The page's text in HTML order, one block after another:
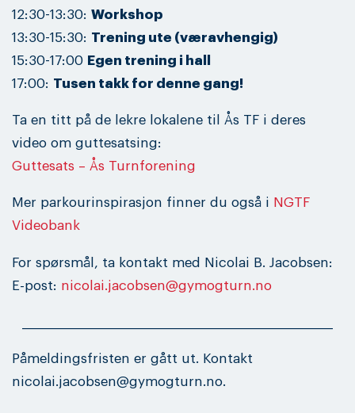
12:30-13:30: Workshop
13:30-15:30: Trening ute (væravhengig)
15:30-17:00 Egen trening i hall
17:00: Tusen takk for denne gang!
Ta en titt på de lekre lokalene til Ås TF i deres
video om guttesatsing:
Guttesats – Ås Turnforening
Mer parkourinspirasjon finner du også i NGTF
Videobank
For spørsmål, ta kontakt med Nicolai B. Jacobsen:
E-post: nicolai.jacobsen@gymogturn.no
Påmeldingsfristen er gått ut. Kontakt
nicolai.jacobsen@gymogturn.no.